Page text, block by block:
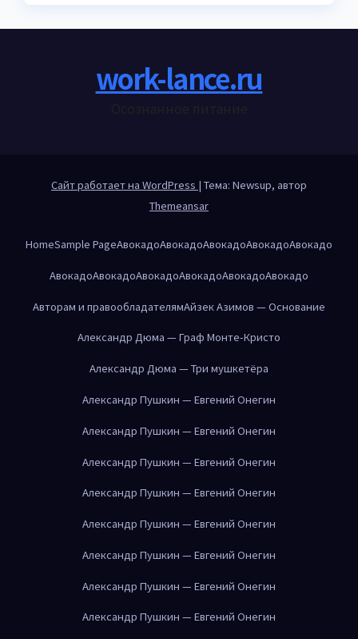
work-lance.ru
Сайт работает на WordPress | Тема: Newsup, автор
Themeansar
HomeSample PageАвокадоАвокадоАвокадоАвокадоАвокадо
АвокадоАвокадоАвокадоАвокадоАвокадоАвокадо
Авторам и правообладателямАйзек Азимов — Основание
Александр Дюма — Граф Монте-Кристо
Александр Дюма — Три мушкетёра
Александр Пушкин — Евгений Онегин
Александр Пушкин — Евгений Онегин
Александр Пушкин — Евгений Онегин
Александр Пушкин — Евгений Онегин
Александр Пушкин — Евгений Онегин
Александр Пушкин — Евгений Онегин
Александр Пушкин — Евгений Онегин
Александр Пушкин — Евгений Онегин